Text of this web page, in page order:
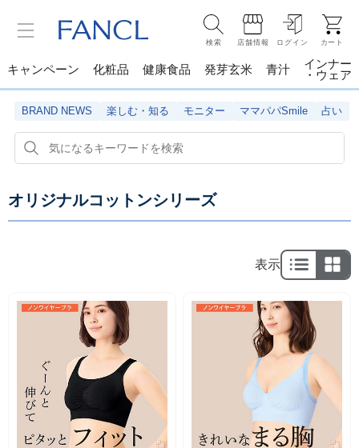
検索 店舗情報 ログイン カート
キャンペーン 化粧品 健康食品 発芽玄米 青汁
インナー
・ウェア
BRAND NEWS 楽しむ・知る モニター ママパパSmile 占い
オリジナルコットンシリーズ
表示